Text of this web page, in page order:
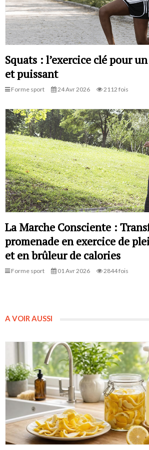
Squats : l’exercice clé pour
et puissant
Forme sport 24 Avr 2026 2112 fois
La Marche Consciente :
promenade en exercice de
et en brûleur de calories
Forme sport 01 Avr 2026 2844 fois
A VOIR AUSSI